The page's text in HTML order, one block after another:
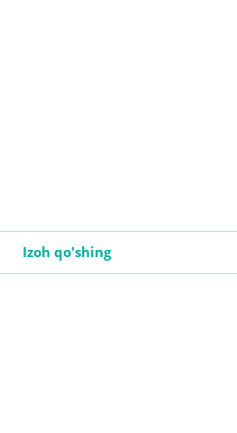
Izoh qo'shing